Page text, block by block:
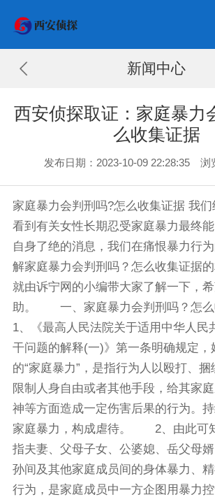
新闻中心
西安侦探取证：家庭暴力
么收集证据
发布日期：2023-10-09 22:28:35 浏
家庭暴力会判刑吗?怎么收集证据 我
看到有关女性长期忍受家庭暴力最终
自身了绝的消息，我们在痛恨暴力行
解家庭暴力会判刑吗？怎么收集证据
就由诉宁网的小编带大家了解一下，
助。 一、家庭暴力会判刑吗？怎
1、《最高人民法院关于适用中华人民
干问题的解释(一)》第一条明确规定，
的“家庭暴力”，是指行为人以殴打、
限制人身自由或者其他手段，给其家
神等方面造成一定伤害后果的行为。
家庭暴力，构成虐待。 2、由此可
指夫妻、父母子女、公婆媳、岳父母
孙间及其他家庭成员间的身体暴力、
行为，是家庭成员中一方企图用暴力